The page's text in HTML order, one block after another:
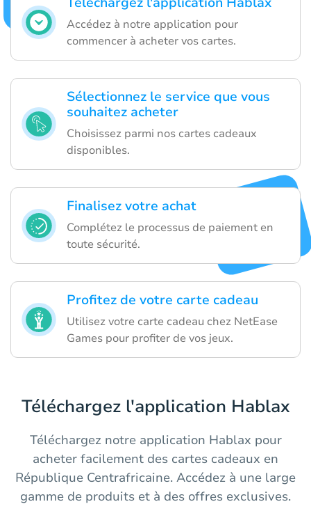
Accédez à notre application pour
commencer à acheter vos cartes.
Sélectionnez le service que vous
souhaitez acheter
Choisissez parmi nos cartes cadeaux
disponibles.
Finalisez votre achat
Complétez le processus de paiement en
toute sécurité.
Profitez de votre carte cadeau
Utilisez votre carte cadeau chez NetEase
Games pour profiter de vos jeux.
Téléchargez l'application Hablax
Téléchargez notre application Hablax pour
acheter facilement des cartes cadeaux en
République Centrafricaine. Accédez à une large
gamme de produits et à des offres exclusives.